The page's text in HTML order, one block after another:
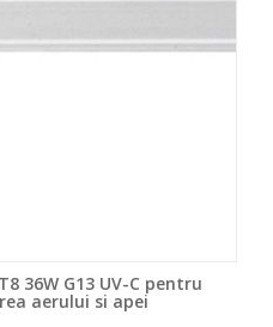
36W G13 UV-C pentru
aerului si apei